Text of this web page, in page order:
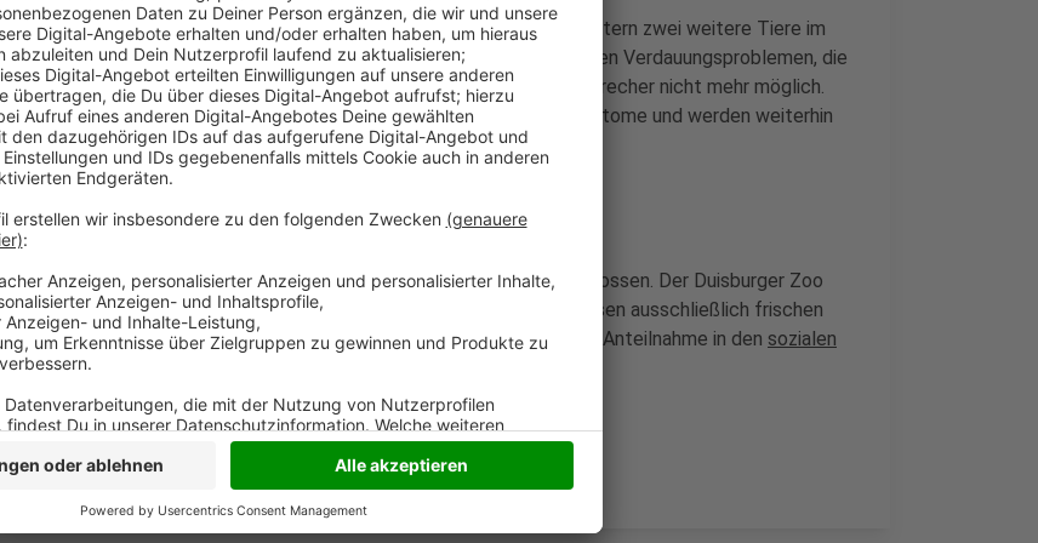
Nach dem Tod von drei Koalas zu Beginn der Woche mussten gestern zwei weitere Tiere im
Duisburger Zoo eingeschläfert werden. Beide litten unter schweren Verdauungsproblemen, die
für die Tiere lebensbedrohlich waren. Eine Heilung war laut Zoosprecher nicht mehr möglich.
Die verbliebenen vier Koalas zeigen derzeit keine Krankheitssymptome und werden weiterhin
genau beobachtet.
Das Koala-Haus bleibt zum Schutz der Tiere für Besucher geschlossen. Der Duisburger Zoo
gilt europaweit als Spezialist für die Haltung von Koalas. Sie fressen ausschließlich frischen
Eukalyptus. Die Erkrankung bewegt viele Menschen und sorgt für Anteilnahme in den sozialen
Medien
Anzeige